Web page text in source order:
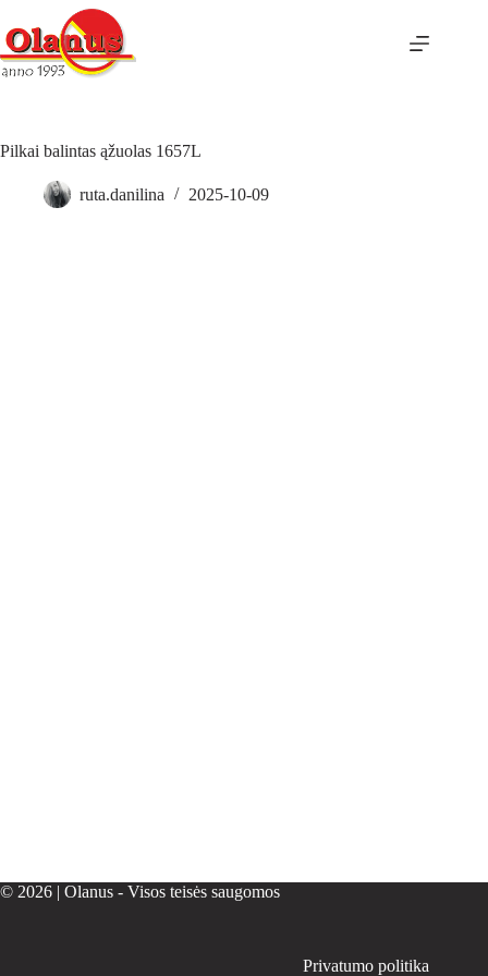
Pilkai balintas ąžuolas 1657L
ruta.danilina 2025-10-09
© 2026 | Olanus - Visos teisės saugomos
Privatumo politika